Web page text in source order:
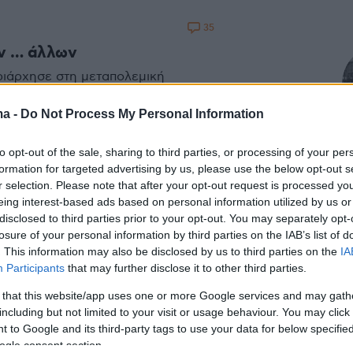
- Do Not Process My Personal Information
opt-out of the sale, sharing to third parties, or processing of your
for targeted advertising by us, please use the below opt-out
selection. Please note that after your opt-out request is processed
interest-based ads based on personal information utilized by us
to third parties prior to your opt-out. You may separately
of your personal information by third parties on the IAB’s list of
This information may also be disclosed by us to third parties on the
Participants that may further disclose it to other third parties.
that this website/app uses one or more Google services and may
but not limited to your visit or usage behaviour. You may
to Google and its third-party tags to use your data for below
consent section.
… άλλων
στη μεταπολεμική
συχνά στιγματιζόταν ως
παγκόσμια ανάπτυξη και την
35
εργοστάσιο ψυγείων
«εμβρόντητοι», ότι όσα θεωρούμε
ως τέτοια από τις
μας στην ΕΕ. Οι μόνες
(αναιμικές και αυτές),
νότια του νησιού και το άνοιγμα
τίποτε για την επιθετική
21